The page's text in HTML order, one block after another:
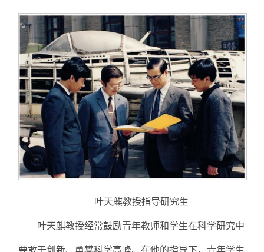
叶天麒教授指导研究生
叶天麒教授经常鼓励青年教师和学生在科学研究中
要敢于创新、勇攀科学高峰。在他的指导下，青年学生